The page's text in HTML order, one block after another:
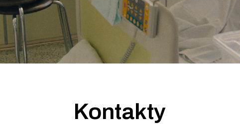
Kontakty